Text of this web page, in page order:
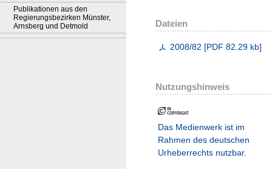
Publikationen aus den
Regierungsbezirken Münster,
Arnsberg und Detmold
Dateien
2008/82 [PDF 82.29 kb]
Nutzungshinweis
Das Medienwerk ist im
Rahmen des deutschen
Urheberrechts nutzbar.